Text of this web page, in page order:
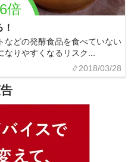
倍
などの発酵食品を食べていない
なりやすくなるリスク...
2018/03/28